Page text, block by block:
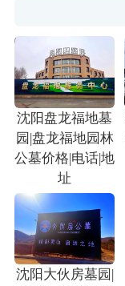
沈阳盘龙福地墓
园|盘龙福地园林
公墓价格|电话|地
址
沈阳大伙房墓园|